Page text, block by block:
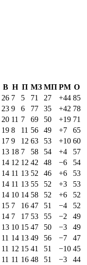
В Н П МЗ МП РМ О
26 7 5 71 27 +44 85
23 9 6 77 35 +42 78
20 11 7 69 50 +19 71
19 8 11 56 49 +7
65
17 9 12 63 53 +10 60
13 18 7 58 54 +4
57
14 12 12 42 48 −6
54
14 11 13 52 46 +6
53
14 11 13 55 52 +3
53
14 10 14 58 52 +6
52
15 7 16 47 51 −4
52
14 7 17 53 55 −2
49
13 10 15 47 50 −3
49
11 14 13 49 56 −7
47
11 12 15 41 51 −10 45
11 11 16 48 51 −3
44